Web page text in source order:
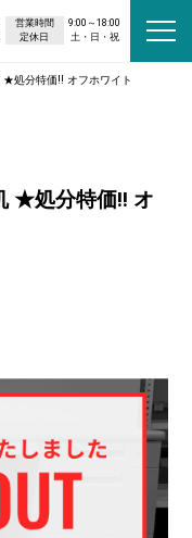
営業時間
9:00～18:00
定休日
土・日・祝
★処分特価!! オフホワイト
★処分特価!! オ